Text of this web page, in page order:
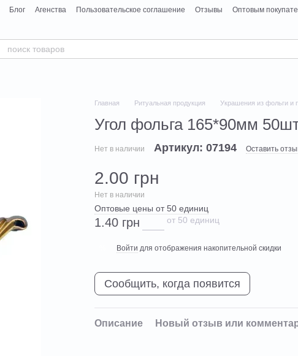
Блог Агенства Пользовательское соглашение Отзывы
Оптовым
Главная Ритуальная продукция Украшения из фольги и
Угол фольга 165*90мм
Нет в наличии Артикул: 07194 Оставить
2.00 грн
Нет в наличии
Оптовые цены от 50 единиц
1.40 грн от 50 единиц
Войти для отображения накопительной скидки
Сообщить, когда появится
Описание Новый отзыв или